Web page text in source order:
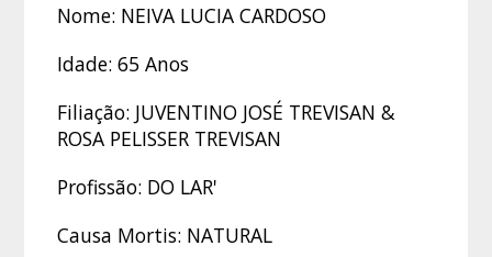
Nome: NEIVA LUCIA CARDOSO
Idade: 65 Anos
Filiação: JUVENTINO JOSÉ TREVISAN &
ROSA PELISSER TREVISAN
Profissão: DO LAR'
Causa Mortis: NATURAL